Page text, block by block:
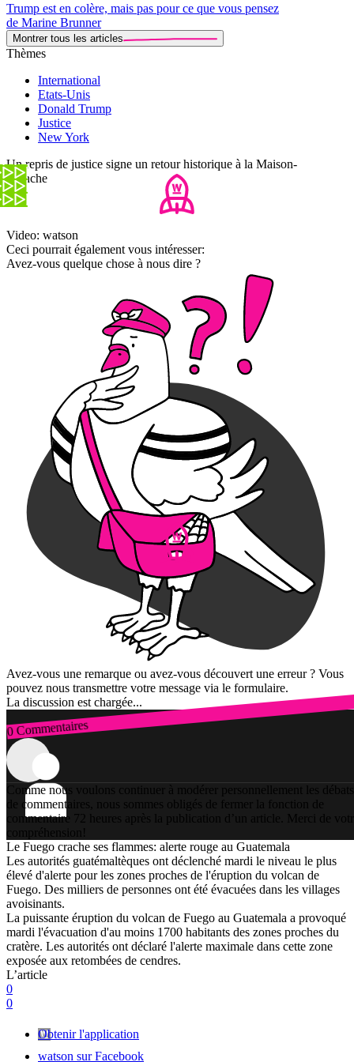
Trump est en colère, mais pas pour ce que vous pensez
de Marine Brunner
Montrer tous les articles
Thèmes
International
Etats-Unis
Donald Trump
Justice
New York
Un repris de justice signe un retour historique à la Maison-
Blanche
Video: watson
Ceci pourrait également vous intéresser:
Avez-vous quelque chose à nous dire ?
Avez-vous une remarque ou avez-vous découvert une erreur ? Vous
pouvez nous transmettre votre message via le formulaire.
La discussion est chargée...
0 Commentaires
Connexion
Comme nous voulons continuer à modérer personnellement les débats
de commentaires, nous sommes obligés de fermer la fonction de
commentaire 72 heures après la publication d’un article. Merci de
compréhension!
Le Fuego crache ses flammes: alerte rouge au Guatemala
Les autorités guatémaltèques ont déclenché mardi le niveau le plus
élevé d'alerte pour les zones proches de l'éruption du volcan de
Fuego. Des milliers de personnes ont été évacuées dans les villages
avoisinants.
La puissante éruption du volcan de Fuego au Guatemala a provoqué
mardi l'évacuation d'au moins 1700 habitants des zones proches du
cratère. Les autorités ont déclaré l'alerte maximale dans cette zone
exposée aux retombées de cendres.
L’article
0
0
Obtenir l'application
watson sur Facebook